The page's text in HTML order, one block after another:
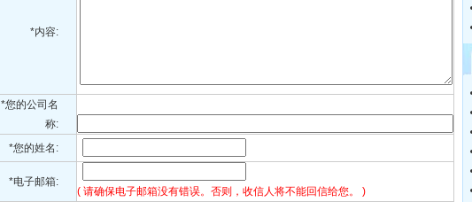
*内容:
*您的公司名
称:
*您的姓名:
*电子邮箱:
( 请确保电子邮箱没有错误。否则，收信人将不能回信给您。 )